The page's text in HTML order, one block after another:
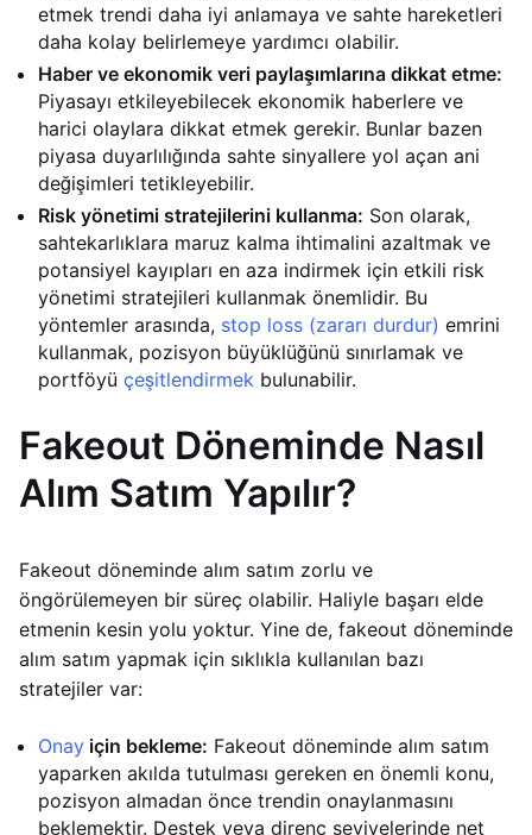
etmek trendi daha iyi anlamaya ve sahte hareketleri
daha kolay belirlemeye yardımcı olabilir.
Haber ve ekonomik veri paylaşımlarına dikkat etme:
Piyasayı etkileyebilecek ekonomik haberlere ve
harici olaylara dikkat etmek gerekir. Bunlar bazen
piyasa duyarlılığında sahte sinyallere yol açan ani
değişimleri tetikleyebilir.
Risk yönetimi stratejilerini kullanma: Son olarak,
sahtekarlıklara maruz kalma ihtimalini azaltmak ve
potansiyel kayıpları en aza indirmek için etkili risk
yönetimi stratejileri kullanmak önemlidir. Bu
yöntemler arasında, stop loss (zararı durdur) emrini
kullanmak, pozisyon büyüklüğünü sınırlamak ve
portföyü çeşitlendirmek bulunabilir.
Fakeout Döneminde Nasıl
Alım Satım Yapılır?
Fakeout döneminde alım satım zorlu ve
öngörülemeyen bir süreç olabilir. Haliyle başarı elde
etmenin kesin yolu yoktur. Yine de, fakeout döneminde
alım satım yapmak için sıklıkla kullanılan bazı
stratejiler var:
Onay için bekleme: Fakeout döneminde alım satım
yaparken akılda tutulması gereken en önemli konu,
pozisyon almadan önce trendin onaylanmasını
beklemektir. Destek veya direnç seviyelerinde net